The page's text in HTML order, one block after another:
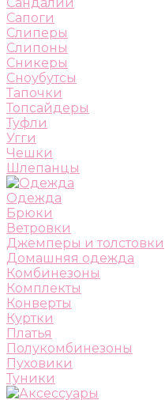
Сапоги
Слиперы
Слипоны
Сникеры
Сноубутсы
Тапочки
Топсайдеры
Туфли
Угги
Чешки
Шлепанцы
Одежда
Брюки
Ветровки
Джемперы и толстовки
Домашняя одежда
Комбинезоны
Комплекты
Конверты
Куртки
Платья
Полукомбинезоны
Пуховики
Туники